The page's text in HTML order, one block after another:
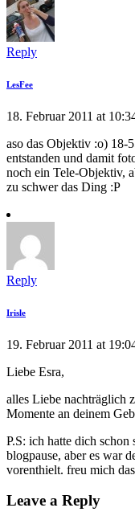
Reply
LesFee
18. Februar 2011 at
aso das Objektiv :o) 18-
entstanden und damit
noch ein Tele-Objektiv,
zu schwer das Ding :P
Reply
Irisle
19. Februar 2011 at
Liebe Esra,
alles Liebe nachträglich
Momente an deinem
P.S: ich hatte dich schon
blogpause, aber es war
vorenthielt. freu mich
Leave a Reply